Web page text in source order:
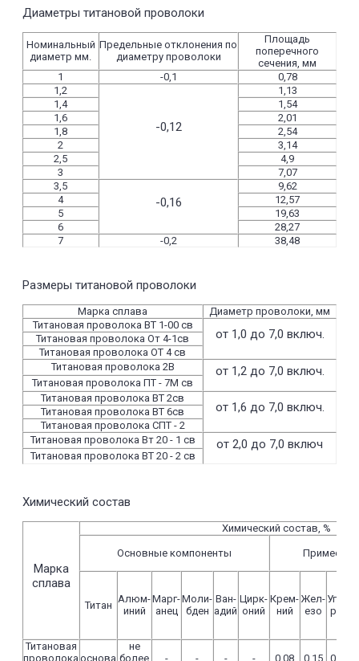
Диаметры титановой проволоки
Номинальный
диаметр мм.
Предельные отклонения по
диаметру проволоки
Площадь
поперечного
сечения, мм
1
-0,1
0,78
1,2
-0,12
1,13
1,4
1,54
1,6
2,01
1,8
2,54
2
3,14
2,5
4,9
3
7,07
3,5
-0,16
9,62
4
12,57
5
19,63
6
28,27
7
-0,2 38,48
Размеры титановой проволоки
Марка сплава
Диаметр проволоки, мм
Титановая проволока ВТ 1-00 св
от 1,0 до 7,0 включ.
Титановая проволока От 4-1св
Титановая проволока ОТ 4 св
Титановая проволока 2В
от 1,2 до 7,0 включ.
Титановая проволока ПТ - 7М св
Титановая проволока ВТ 2св
от 1,6 до 7,0 включ.
Титановая проволока ВТ 6св
Титановая проволока СПТ - 2
Титановая проволока Вт 20 - 1 св
от 2,0 до 7,0 включ
Титановая проволока ВТ 20 - 2 св
Химический состав
Марка
сплава
Химический состав, %
Основные компоненты Примеси,
Титан
Алюм-
иний
Марг-
анец
Моли-
бден
Ван-
адий
Цирк-
оний
Крем-
ний
Жел-
езо
Угле-
род
Титановая
проволока основа
не
более
- - - - 0,08 0,15 0,05